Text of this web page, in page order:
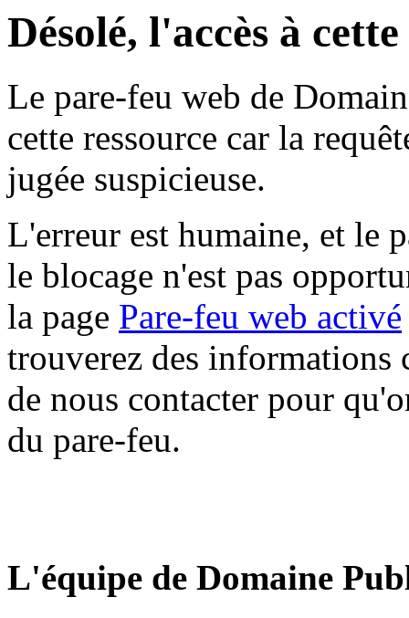
Désolé, l'accès à
Le pare-feu web de
cette ressource car la
jugée suspicieuse.
L'erreur est humaine, et le
le blocage n'est pas
la page Pare-feu web activé
trouverez des informations
de nous contacter pour
du pare-feu.
L'équipe de Domaine